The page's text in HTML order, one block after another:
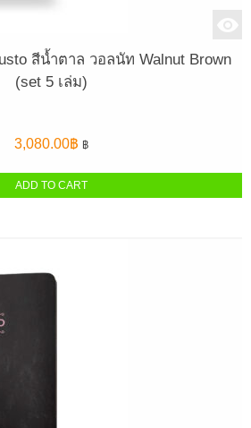
สีน้ำตาล วอลนัท Walnut Brown
(set 5 เล่ม)
3,080.00฿ ฿
ADD TO CART